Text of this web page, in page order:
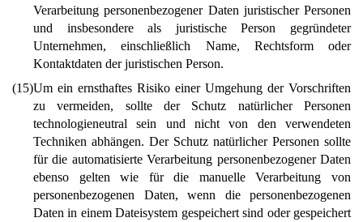
Verarbeitung personenbezogener Daten juristischer Personen
und insbesondere als juristische Person gegründeter
Unternehmen, einschließlich Name, Rechtsform oder
Kontaktdaten der juristischen Person.
(15)Um ein ernsthaftes Risiko einer Umgehung der Vorschriften
zu vermeiden, sollte der Schutz natürlicher Personen
technologieneutral sein und nicht von den verwendeten
Techniken abhängen. Der Schutz natürlicher Personen sollte
für die automatisierte Verarbeitung personenbezogener Daten
ebenso gelten wie für die manuelle Verarbeitung von
personenbezogenen Daten, wenn die personenbezogenen
Daten in einem Dateisystem gespeichert sind oder gespeichert